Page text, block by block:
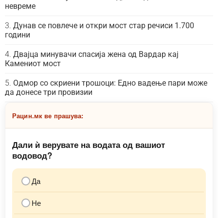
невреме
Дунав се повлече и откри мост стар речиси 1.700
години
Двајца минувачи спасија жена од Вардар кај
Камениот мост
Одмор со скриени трошоци: Едно вадење пари може
да донесе три провизии
Рацин.мк ве прашува:
Дали ѝ верувате на водата од вашиот
водовод?
Да
Не